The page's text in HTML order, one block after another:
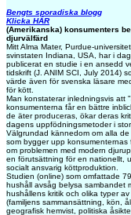
Bengts sporadiska blogg
Klicka HÄR
(Amerikanska) konsumenters
djurvälfärd
Mitt Alma Mater, Purdue-
svinstaten Indiana, USA, har i
publicerat en studie i en ansedd
tidskrift (J. ANIM SCI, July 2014)
värde även för svenska läsare
för kött.
Man konstaterar inledningsvis att
konsumenterna får en bättre
de äter produceras, ökar deras
dagens uppfödningsmetoder i
Välgrundad kännedom om alla de
som bygger upp konsumenternas
om problemen med modern
en förutsättning för en nationellt,
socialt ansvarig köttproduktion.
Studien (online) som omfattade
hushåll avsåg belysa sambandet
hushållens kritik och olika typer
(familjens sammansättning, kön,
geografisk hemvist, politiska